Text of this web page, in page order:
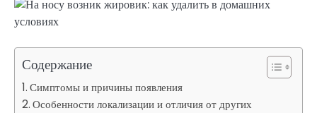
Содержание
Симптомы и причины появления
Особенности локализации и отличия от других